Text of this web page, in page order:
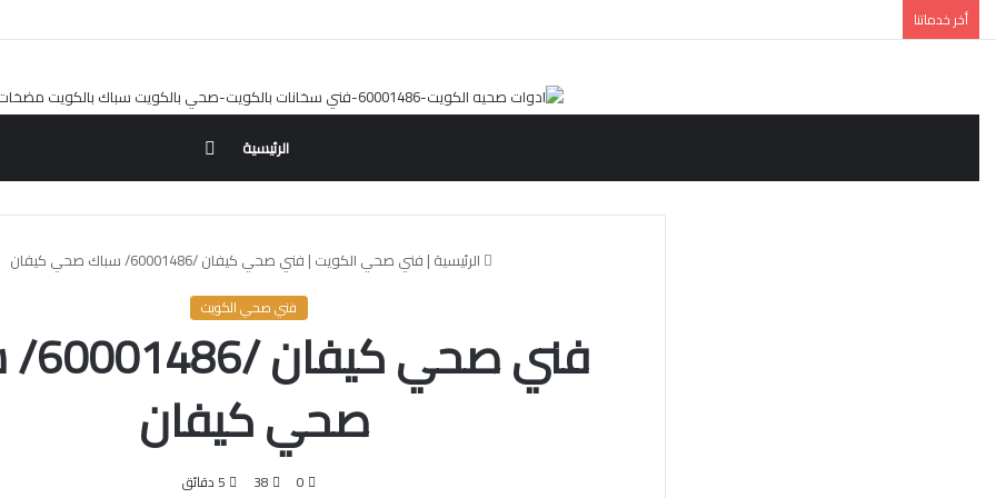
أخر خدماتنا
الرئيسية
عن
الرئيسية | فني صحي الكويت | فني صحي كيفان /60001486/ سباك صحي كيفان
فني صحي الكويت
فني
صحي كيفان
0
38